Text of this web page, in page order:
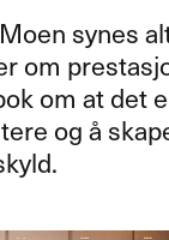
synes
om
om at det
og å